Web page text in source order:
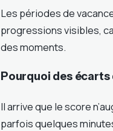
Les périodes de
progressions visibles,
des moments.
Pourquoi des
Il arrive que le score
parfois quelques